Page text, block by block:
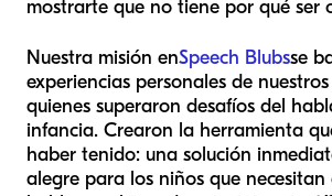
mostrarte que no tiene por qué ser
Nuestra misión enSpeech Blubsse
experiencias personales de
quienes superaron desafíos del
infancia. Crearon la herramienta
haber tenido: una solución
alegre para los niños que